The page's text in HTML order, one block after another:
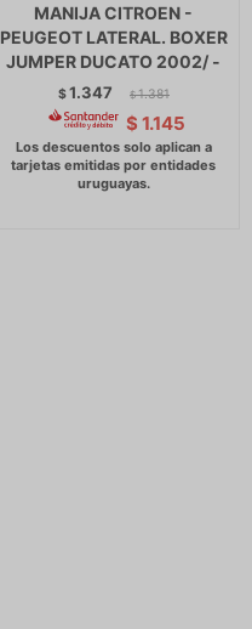
MANIJA CITROEN -
PEUGEOT LATERAL. BOXER
JUMPER DUCATO 2002/ -
$1.347 $ 1.381
$ 1.145